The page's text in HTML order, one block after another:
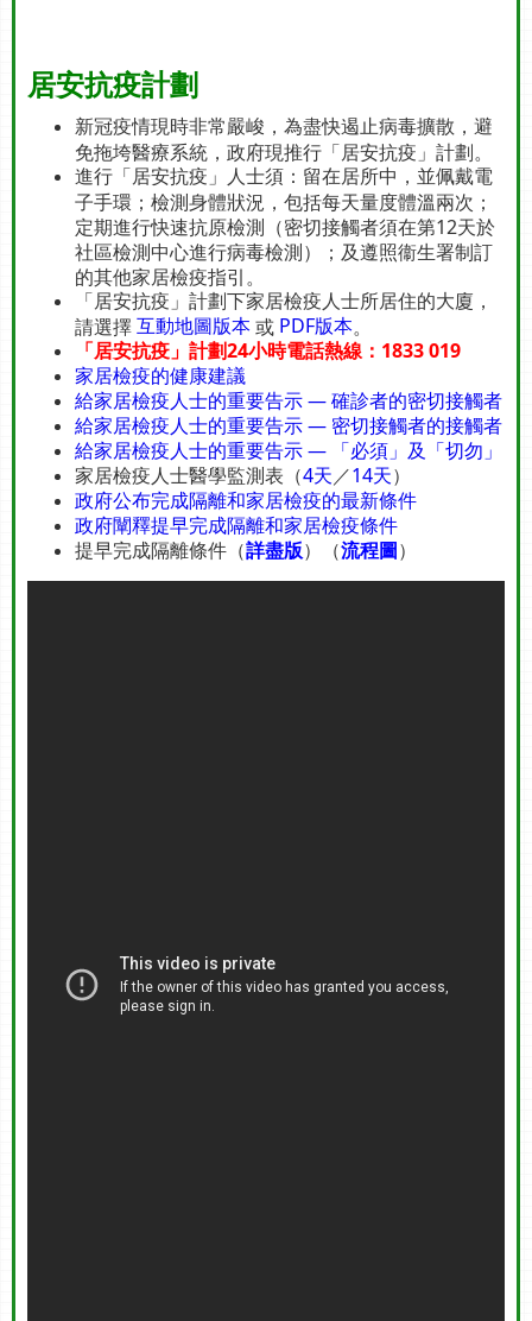
居安抗疫計劃
新冠疫情現時非常嚴峻，為盡快遏止病毒擴散，避
免拖垮醫療系統，政府現推行「居安抗疫」計劃。
進行「居安抗疫」人士須：留在居所中，並佩戴電
子手環；檢測身體狀況，包括每天量度體溫兩次；
定期進行快速抗原檢測（密切接觸者須在第12天於
社區檢測中心進行病毒檢測）；及遵照衞生署制訂
的其他家居檢疫指引。
「居安抗疫」計劃下家居檢疫人士所居住的大廈，
請選擇 互動地圖版本 或 PDF版本
「居安抗疫」計劃24小時電話熱線：1833 019
家居檢疫的健康建議
給家居檢疫人士的重要告示 — 確診者的密切接觸者
給家居檢疫人士的重要告示 — 密切接觸者的接觸者
給家居檢疫人士的重要告示 — 「必須」及「切勿」
家居檢疫人士醫學監測表（4天／14天）
政府公布完成隔離和家居檢疫的最新條件
政府闡釋提早完成隔離和家居檢疫條件
提早完成隔離條件（詳盡版）（流程圖）